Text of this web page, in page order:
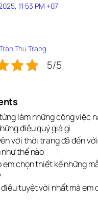
11:53 PM +07
Thu Trang
5/5
làm những công việc
điều quý giá gì
với thời trang đã đến
thế nào
em chọn thiết kế những
tuyệt vời nhất mà